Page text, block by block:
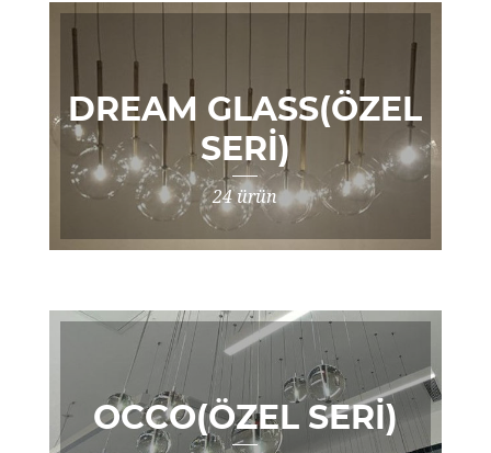
DREAM GLASS(ÖZEL
SERI)
24 ürün
OCCO(ÖZEL SERI)